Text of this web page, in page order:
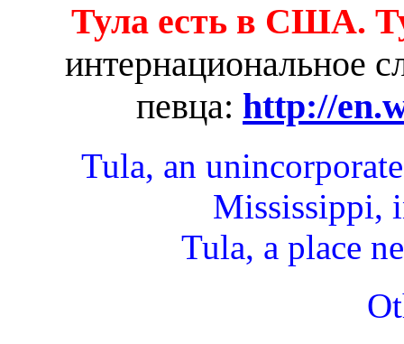
Тула есть в США.
интернациональное
певца: http://
Tula, an
Mississippi,
Tula, a place